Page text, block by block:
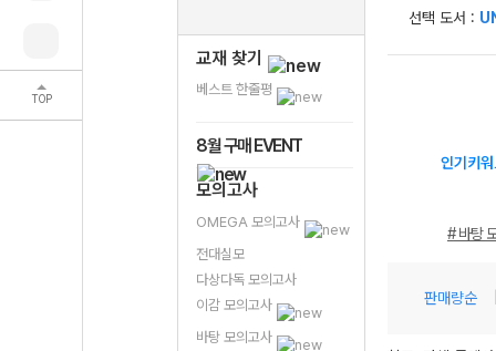
TOP
교재 찾기
베스트 한줄평
8월 구매 EVENT
모의고사
OMEGA 모의고사
전대실모
다상다독 모의고사
이감 모의고사
바탕 모의고사
선택 도서 :
인기키
# 바탕
판매량순